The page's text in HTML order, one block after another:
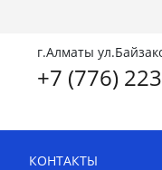
г.Алматы
+7 (776)
КОНТАКТЫ